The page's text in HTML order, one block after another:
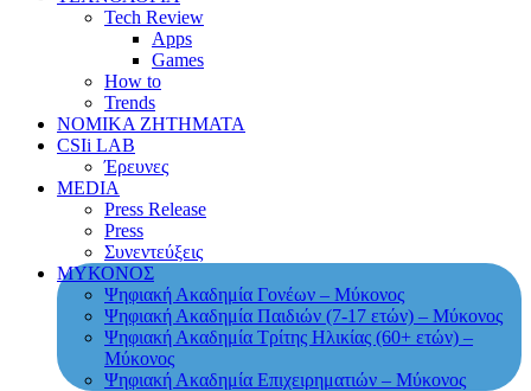
Tech Review
Apps
Games
How to
Trends
ΝΟΜΙΚΑ ΖΗΤΗΜΑΤΑ
CSIi LAB
Έρευνες
MEDIA
Press Release
Press
Συνεντεύξεις
ΜΥΚΟΝΟΣ
Ψηφιακή Ακαδημία Γονέων – Μύκονος
Ψηφιακή Ακαδημία Παιδιών (7-17 ετών) – Μύκονος
Ψηφιακή Ακαδημία Τρίτης Ηλικίας (60+ ετών) –
Μύκονος
Ψηφιακή Ακαδημία Επιχειρηματιών – Μύκονος